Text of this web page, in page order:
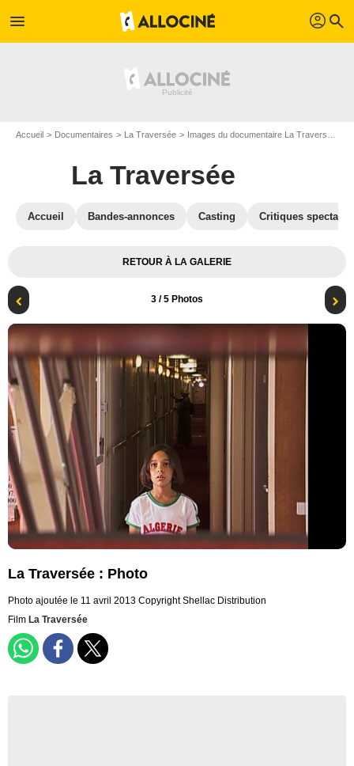
menu profil search
Accueil Documentaires La Traversée Images du documentaire La Traversée
La Traversée
Accueil Bandes-annonces Casting Critiques
RETOUR À LA GALERIE
3 / 5 Photos
La Traversée : Photo
Photo ajoutée le 11 avril 2013 Copyright Shellac Distribution
Film La Traversée